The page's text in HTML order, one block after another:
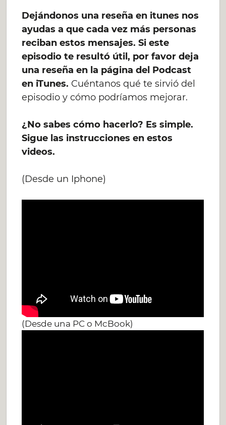
Dejándonos una reseña en itunes nos
ayudas a que cada vez más personas
reciban estos mensajes. Si este
episodio te resultó útil, por favor deja
una reseña en la página del Podcast
en iTunes. Cuéntanos qué te sirvió del
episodio y cómo podríamos mejorar.
¿No sabes cómo hacerlo? Es simple.
Sigue las instrucciones en estos
videos.
(Desde un Iphone)
(Desde una PC o McBook)